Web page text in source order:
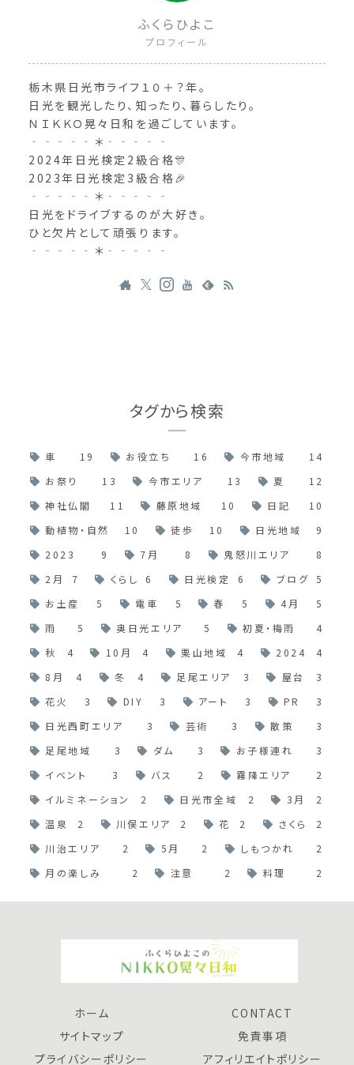
ふくらひよこ
プロフィール
栃木県日光市ライフ１０＋？年。
日光を観光したり、知ったり、暮らしたり。
ＮＩＫＫＯ晃々日和を過ごしています。
‐‐‐‐‐＊‐‐‐‐‐
2024年日光検定2級合格🎊
2023年日光検定3級合格🎉
‐‐‐‐‐＊‐‐‐‐‐
日光をドライブするのが大好き。
ひと欠片として頑張ります。
‐‐‐‐‐＊‐‐‐‐‐
タグから検索
車 19 お役立ち 16 今市地域
14
お祭り
13 今市エリア 13 夏
12
神社仏閣
11 藤原地域 10 日記
10
動植物・自然
10 徒歩 10 日光地域
9
2023
9 7月 8 鬼怒川エリア
8
2月
7 くらし 6 日光検定 6 ブログ
5
お土産
5 電車 5 春 5 4月
5
雨
5 奥日光エリア 5 初夏・梅雨
4
秋
4 10月 4 栗山地域 4 2024
4
8月
4 冬 4 足尾エリア 3 屋台
3
花火
3 DIY 3 アート 3 PR
3
日光西町エリア
3 芸術 3 散策
3
足尾地域
3 ダム 3 お子様連れ
3
イベント
3 バス 2 霧降エリア
2
イルミネーション
2 日光市全域 2 3月
2
温泉
2 川俣エリア 2 花 2 さくら
2
川治エリア
2 5月 2 しもつかれ
2
月の楽しみ
2 注意 2 料理 2
ホーム
CONTACT
サイトマップ
免責事項
プライバシーポリシー
アフィリエイトポリシー